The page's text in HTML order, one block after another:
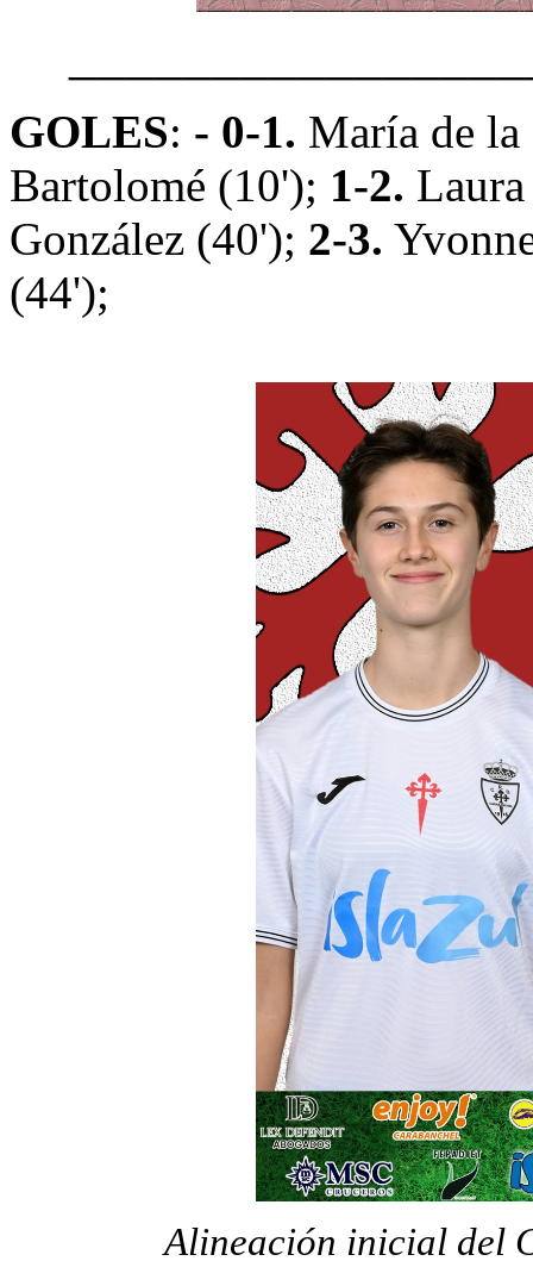
GOLES: - 0-1. María de la
Bartolomé (10'); 1-2.
González (40'); 2-3.
(44');
Alineación inicial del